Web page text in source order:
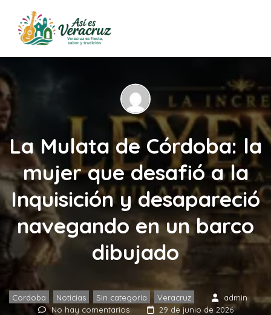
La Mulata de Córdoba: la
mujer que desafió a la
Inquisición y desapareció
navegando en un barco
dibujado
Cordoba Noticias Sin categoría Veracruz
admin
No hay comentarios
29 de junio de 2026